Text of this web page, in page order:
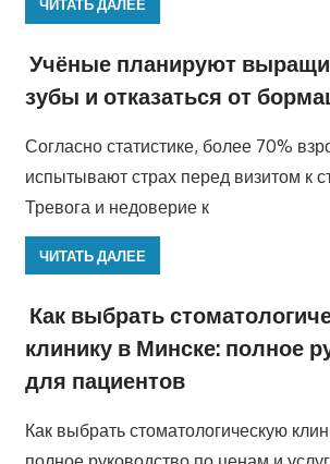
ЧИТАТЬ ДАЛЕЕ
Учёные планируют
зубы и отказаться от
Согласно статистике, более 70%
испытывают страх перед визитом к
Тревога и недоверие к
ЧИТАТЬ ДАЛЕЕ
Как выбрать
клинику в Минске: полное
для пациентов
Как выбрать стоматологическую